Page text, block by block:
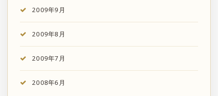
2009年9月
2009年8月
2009年7月
2008年6月